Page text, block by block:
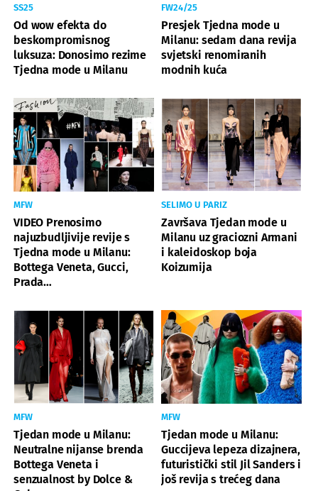
SS25
Od wow efekta do
beskompromisnog
luksuza: Donosimo rezime
Tjedna mode u Milanu
FW24/25
Presjek Tjedna mode u
Milanu: sedam dana revija
svjetski renomiranih
modnih kuća
MFW
VIDEO Prenosimo
najuzbudljivije revije s
Tjedna mode u Milanu:
Bottega Veneta, Gucci,
Prada…
SELIMO U PARIZ
Završava Tjedan mode u
Milanu uz graciozni Armani
i kaleidoskop boja
Koizumija
MFW
Tjedan mode u Milanu:
Neutralne nijanse brenda
Bottega Veneta i
senzualnost by Dolce &
MFW
Tjedan mode u Milanu:
Guccijeva lepeza dizajnera,
futuristički stil Jil Sanders i
još revija s trećeg dana